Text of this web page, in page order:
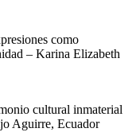
como
– Karina Elizabeth
cultural inmaterial
Aguirre, Ecuador